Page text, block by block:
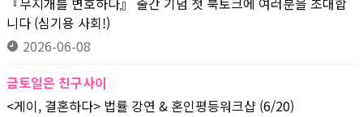
니다 (심기용 사회!)
2026-06-08
금토일은 친구사이
<게이, 결혼하다> 법률 강연 & 혼인평등워크샵 (6/20)